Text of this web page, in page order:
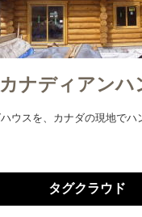
ナディアンハ
ウスを、カナダの現地で
タグクラウド